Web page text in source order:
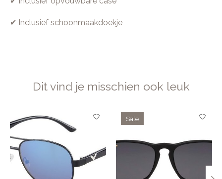
✔ Inclusief schoonmaakdoekje
Dit vind je misschien ook leuk
Items van productcarrousel
Sale